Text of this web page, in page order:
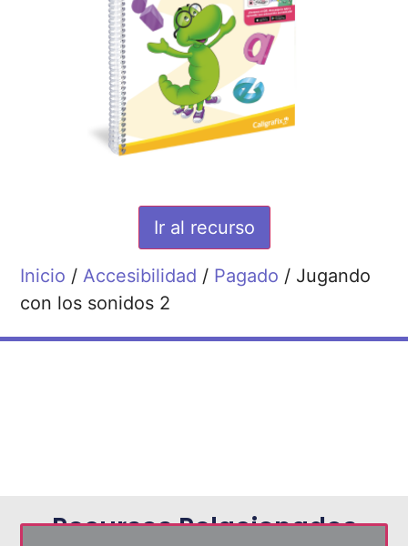
Ir al recurso
Inicio /Accesibilidad / Pagado / Jugando
con los sonidos 2
Recursos Relacionados